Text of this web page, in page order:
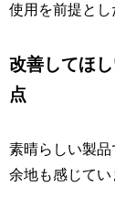
使用を前提とし
改善してほ
点
素晴らしい製
余地も感じてい